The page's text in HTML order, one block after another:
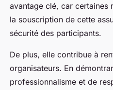
avantage clé, car certaines
la souscription de cette
sécurité des participants.
De plus, elle contribue à
organisateurs. En
professionnalisme et de